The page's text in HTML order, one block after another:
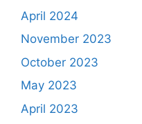
April 2024
November 2023
October 2023
May 2023
April 2023